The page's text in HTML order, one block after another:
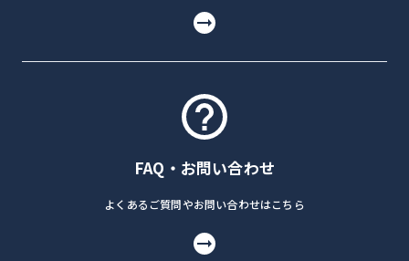
FAQ・お問い合わせ
よくあるご質問やお問い合わせはこちら